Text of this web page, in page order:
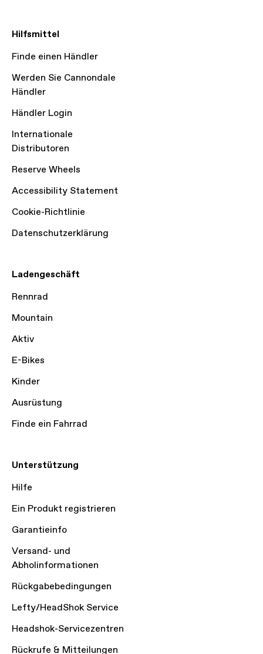
Hilfsmittel
Finde einen Händler
Werden Sie Cannondale
Händler
Händler Login
Internationale
Distributoren
Reserve Wheels
Accessibility Statement
Cookie-Richtlinie
Datenschutzerklärung
Ladengeschäft
Rennrad
Mountain
Aktiv
E-Bikes
Kinder
Ausrüstung
Finde ein Fahrrad
Unterstützung
Hilfe
Ein Produkt registrieren
Garantieinfo
Versand- und
Abholinformationen
Rückgabebedingungen
Lefty/HeadShok Service
Headshok-Servicezentren
Rückrufe & Mitteilungen